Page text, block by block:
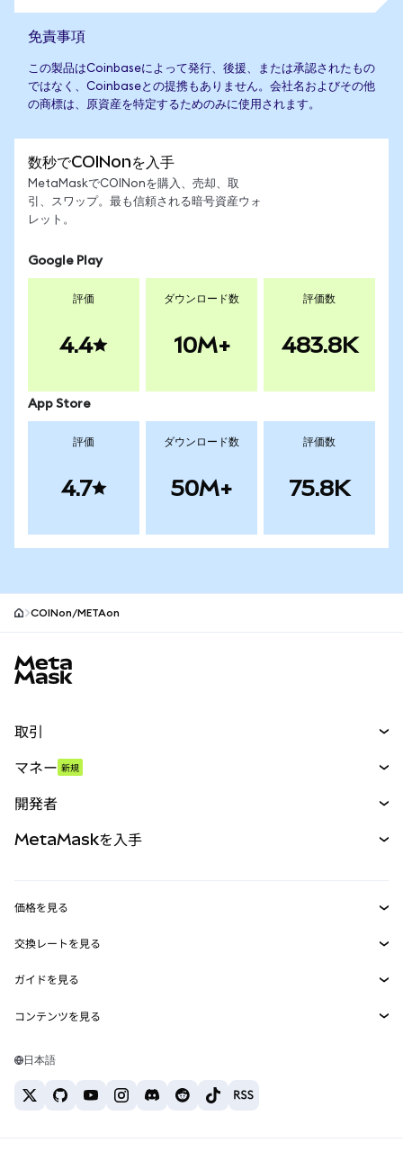
免責事項
この製品はCoinbaseによって発行、後援、または承認されたもの
ではなく、Coinbaseとの提携もありません。会社名およびその他
の商標は、原資産を特定するためのみに使用されます。
数秒でCOINonを入手
MetaMaskでCOINonを購入、売却、取
引、スワップ。最も信頼される暗号資産ウォ
レット。
Google Play
評価
4.4
ダウンロード数
10M+
評価数
483.8K
App Store
評価
4.7
ダウンロード数
50M+
評価数
75.8K
COINon/METAon
取引
パーペチュアル
RWA
マネー 新規
開発者
MetaMask Connect
Snaps
Web3サービス
MetaMaskを入手
セキュリティ
サポート
キャリア
お問い合わせ
価格を見る
イーサリアムの価格
Solanaの価格
Tetherの価格
交換レートを見る
ETH→USD
USDT→INR
BTC→INR
ETH→USDT
ガイドを見る
ETHの購入
USDTの購入
コンテンツを見る
Solanaウォレット
日本語